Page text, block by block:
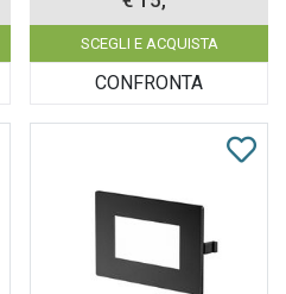
SCEGLI E ACQUISTA
CONFRONTA